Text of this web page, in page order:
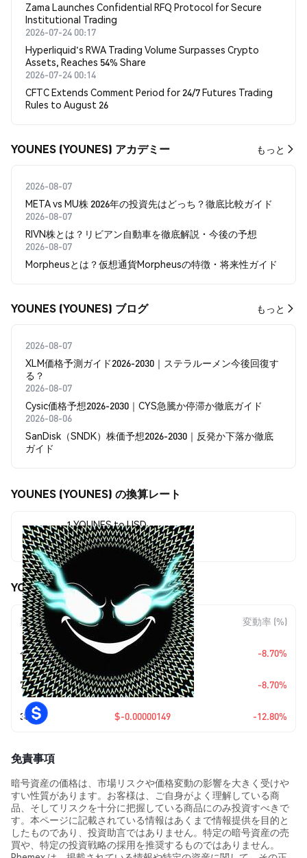
Zama Launches Confidential RFQ Protocol for Secure
Institutional Trading
2026-07-24 00:17
Hyperliquid's RWA Trading Volume Surpasses Crypto
Assets, Reaches 54% Share
2026-07-24 00:14
CFTC Extends Comment Period for 24/7 Futures Trading
Rules to August 26
YOUNES (YOUNES) アカデミー もっと
2026-08-07
META vs MU株 2026年の投資先はどっち？徹底比較ガイド
2026-08-07
RIVN株とは？リビアン自動車を徹底解説・今後の予想
2026-08-07
Morpheusとは？仮想通貨Morpheusの特徴・将来性ガイド
YOUNES (YOUNES) ブログ もっと
2026-08-07
XLM価格予測ガイド2026-2030｜ステラルーメン今後回復す
る？
2026-08-07
Cysic価格予想2026-2030｜CYS急騰か停滞か徹底ガイド
2026-08-06
SanDisk（SNDK）株価予想2026-2030｜反発か下落か徹底
ガイド
YOUNES (YOUNES) の換算レート
1 YOUNES to USD
$0.00001015
YOUNES (YOUNES) の価格変動
期間 金額変動 変動率 (%)
今日 $-0.00000097 -8.70%
7日 $-0.00000097 -8.70%
30日 $-0.00000149 -12.80%
免責事項
暗号資産の価格は、市場リスクや価格変動の影響を大きく受けや
すい性質があります。お客様は、ご自身がよく理解している商
品、そしてリスクを十分に把握している商品にのみ投資すべきで
す。本ページに記載されている情報はあくまで情報提供を目的と
したものであり、投資助言ではありません。特定の暗号資産の売
買や、特定の投資戦略の採用を推奨するものではありません。